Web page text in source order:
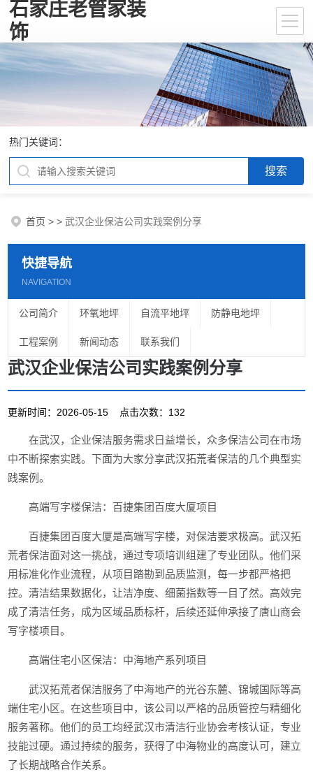
石家庄老管家装
饰
热门关键词：
首页 >>武汉企业保洁公司实践案例分享
快捷导航
NAVIGATION
公司简介 环氧地坪 自流平地坪 防静电地坪
工程案例 新闻动态 联系我们
武汉企业保洁公司实践案例分享
更新时间：2026-05-15 点击次数：132
在武汉，企业保洁服务需求日益增长，众多保洁公司在市场
中不断探索实践。下面为大家分享武汉拓荒者保洁的几个典型实
践案例。
高端写字楼保洁：百捷集团百度大厦项目
百捷集团百度大厦是高端写字楼，对保洁要求极高。武汉拓
荒者保洁面对这一挑战，通过专项培训组建了专业团队。他们采
用标准化作业流程，从项目踏勘到品质监测，每一步都严格把
控。清洁结果数据化，让洁净度、细菌指数等一目了然。高效完
成了清洁任务，成为区域品质标杆，后续还延伸承接了唐山商会
写字楼项目。
高端住宅小区保洁：中海地产系列项目
武汉拓荒者保洁服务了中海地产的光谷东麓、锦城国际等高
端住宅小区。在这些项目中，该公司以严格的品质管控与精细化
服务著称。他们的员工均经武汉市清洁行业协会考核认证，专业
技能过硬。通过持续的服务，获得了中海物业的高度认可，建立
了长期战略合作关系。